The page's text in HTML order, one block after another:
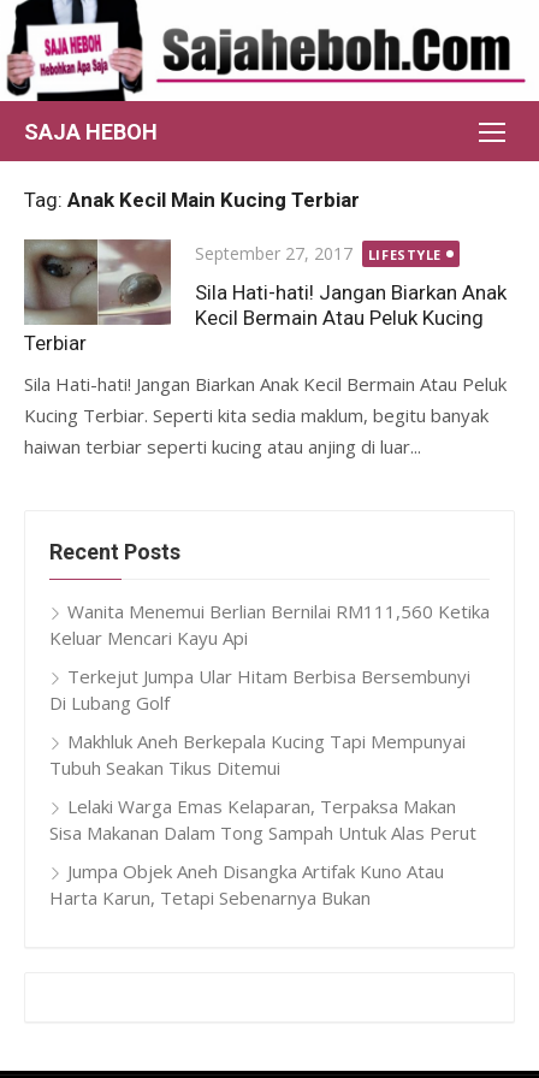
Skip
to
content
SAJA HEBOH
Tag: Anak Kecil Main Kucing Terbiar
Posted
on
September 27, 2017 LIFESTYLE
Sila Hati-hati! Jangan Biarkan Anak
Kecil Bermain Atau Peluk Kucing
Terbiar
Sila Hati-hati! Jangan Biarkan Anak Kecil Bermain Atau Peluk
Kucing Terbiar. Seperti kita sedia maklum, begitu banyak
haiwan terbiar seperti kucing atau anjing di luar...
Recent Posts
Wanita Menemui Berlian Bernilai RM111,560 Ketika
Keluar Mencari Kayu Api
Terkejut Jumpa Ular Hitam Berbisa Bersembunyi
Di Lubang Golf
Makhluk Aneh Berkepala Kucing Tapi Mempunyai
Tubuh Seakan Tikus Ditemui
Lelaki Warga Emas Kelaparan, Terpaksa Makan
Sisa Makanan Dalam Tong Sampah Untuk Alas Perut
Jumpa Objek Aneh Disangka Artifak Kuno Atau
Harta Karun, Tetapi Sebenarnya Bukan